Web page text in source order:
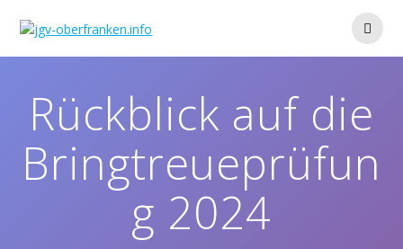
Rückblick auf die
Bringtreueprüfun
g 2024